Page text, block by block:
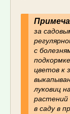
за
с
цветов к
луковиц
в саду в